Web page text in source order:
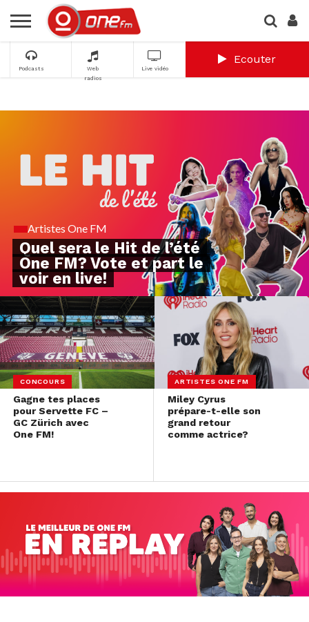
Podcasts
Web
radios
Live vidéo
Ecouter
Artistes One FM
Quel sera le Hit de l’été
One FM? Vote et part le
voir en live!
CONCOURS
Gagne tes places
pour Servette FC –
GC Zürich avec
One FM!
ARTISTES ONE FM
Miley Cyrus
prépare-t-elle son
grand retour
comme actrice?